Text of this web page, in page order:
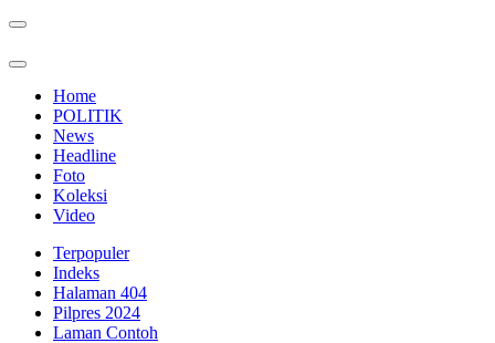
Home
POLITIK
News
Headline
Foto
Koleksi
Video
Terpopuler
Indeks
Halaman 404
Pilpres 2024
Laman Contoh